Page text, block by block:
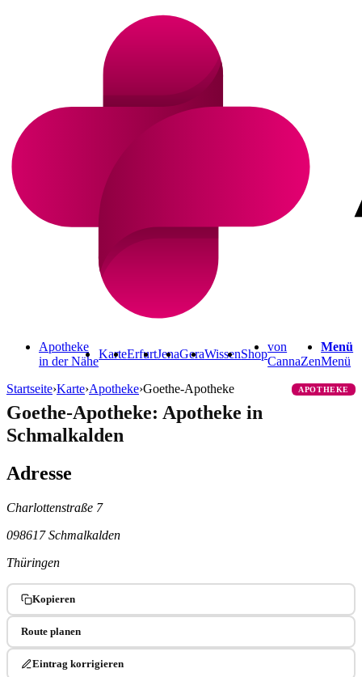
Apotheke
in der Nähe
KarteErfurtJenaGeraWissenShop
von
CannaZen
Menü
Menü
Startseite›Karte›Apotheke›Goethe-Apotheke APOTHEKE
Goethe-Apotheke: Apotheke in
Schmalkalden
Adresse
Charlottenstraße 7
098617 Schmalkalden
Thüringen
Kopieren
Route planen
Eintrag korrigieren